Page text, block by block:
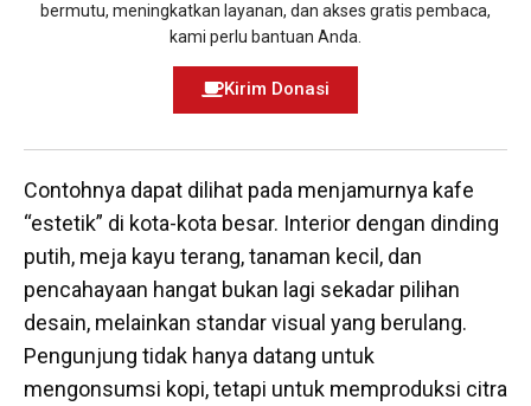
bermutu, meningkatkan layanan, dan akses gratis pembaca,
kami perlu bantuan Anda.
Kirim Donasi
Contohnya dapat dilihat pada menjamurnya kafe
“estetik” di kota-kota besar. Interior dengan dinding
putih, meja kayu terang, tanaman kecil, dan
pencahayaan hangat bukan lagi sekadar pilihan
desain, melainkan standar visual yang berulang.
Pengunjung tidak hanya datang untuk
mengonsumsi kopi, tetapi untuk memproduksi citra